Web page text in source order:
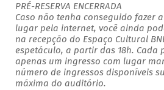
PRÉ-RESERVA ENCERRADA
Caso não tenha conseguido fazer
lugar pela internet, você ainda
na recepção do Espaço Cultural
espetáculo, a partir das 18h. Cada
apenas um ingresso com lugar
número de ingressos disponíveis
máxima do auditório.